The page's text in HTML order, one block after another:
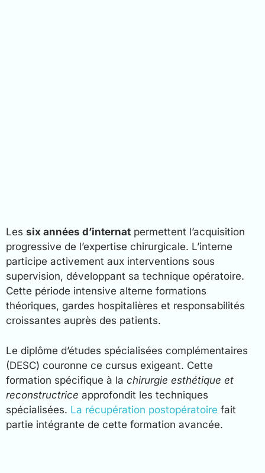
Les six années d’internat permettent l’acquisition
progressive de l’expertise chirurgicale. L’interne
participe activement aux interventions sous
supervision, développant sa technique opératoire.
Cette période intensive alterne formations
théoriques, gardes hospitalières et responsabilités
croissantes auprès des patients.
Le diplôme d’études spécialisées complémentaires
(DESC) couronne ce cursus exigeant. Cette
formation spécifique à la chirurgie esthétique et
reconstructrice approfondit les techniques
spécialisées. La récupération postopératoire fait
partie intégrante de cette formation avancée.